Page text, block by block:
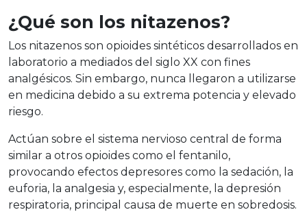
¿Qué son los nitazenos?
Los nitazenos son opioides sintéticos desarrollados en
laboratorio a mediados del siglo XX con fines
analgésicos. Sin embargo, nunca llegaron a utilizarse
en medicina debido a su extrema potencia y elevado
riesgo.
Actúan sobre el sistema nervioso central de forma
similar a otros opioides como el fentanilo,
provocando efectos depresores como la sedación, la
euforia, la analgesia y, especialmente, la depresión
respiratoria, principal causa de muerte en sobredosis.